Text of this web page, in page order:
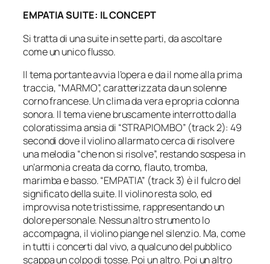
EMPATIA SUITE: IL CONCEPT
Si tratta di una suite in sette parti, da ascoltare
come un unico flusso.
Il tema portante avvia l’opera e da il nome alla prima
traccia, “MARMO”, caratterizzata da un solenne
corno francese. Un clima da vera e propria colonna
sonora. Il tema viene bruscamente interrotto dalla
coloratissima ansia di “STRAPIOMBO” (track 2): 49
secondi dove il violino allarmato cerca di risolvere
una melodia “che non si risolve”, restando sospesa in
un’armonia creata da corno, flauto, tromba,
marimba e basso. “EMPATIA” (track 3) è il fulcro del
significato della suite. Il violino resta solo, ed
improvvisa note tristissime, rappresentando un
dolore personale. Nessun altro strumento lo
accompagna, il violino piange nel silenzio. Ma, come
in tutti i concerti dal vivo, a qualcuno del pubblico
scappa un colpo di tosse. Poi un altro. Poi un altro